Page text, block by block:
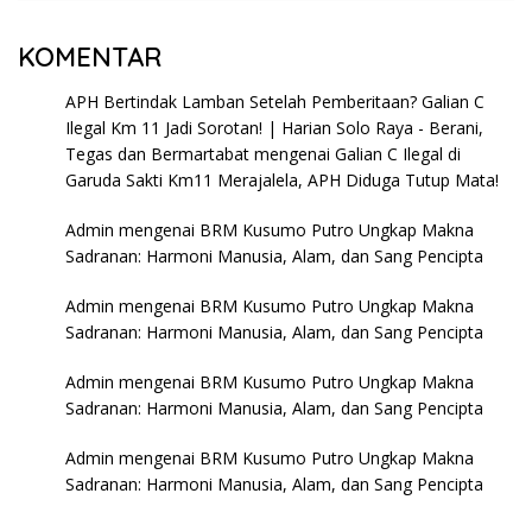
KOMENTAR
APH Bertindak Lamban Setelah Pemberitaan? Galian C
Ilegal Km 11 Jadi Sorotan! | Harian Solo Raya - Berani,
Tegas dan Bermartabat mengenai Galian C Ilegal di
Garuda Sakti Km11 Merajalela, APH Diduga Tutup Mata!
Admin mengenai BRM Kusumo Putro Ungkap Makna
Sadranan: Harmoni Manusia, Alam, dan Sang Pencipta
Admin mengenai BRM Kusumo Putro Ungkap Makna
Sadranan: Harmoni Manusia, Alam, dan Sang Pencipta
Admin mengenai BRM Kusumo Putro Ungkap Makna
Sadranan: Harmoni Manusia, Alam, dan Sang Pencipta
Admin mengenai BRM Kusumo Putro Ungkap Makna
Sadranan: Harmoni Manusia, Alam, dan Sang Pencipta